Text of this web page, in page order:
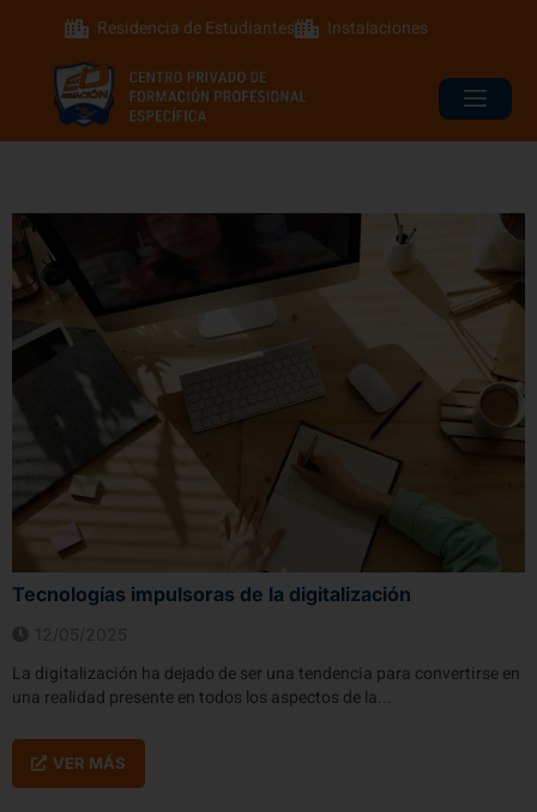
Residencia de Estudiantes Instalaciones
Tecnologías impulsoras de la digitalización
La digitalización ha dejado de ser una tendencia para convertirse en
una realidad presente en todos los aspectos de la...
VER MÁS